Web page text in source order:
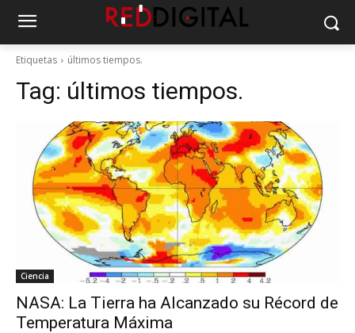
Etiquetas últimos tiempos.
Tag: últimos tiempos.
Ciencia
NASA: La Tierra ha Alcanzado su Récord de
Temperatura Máxima